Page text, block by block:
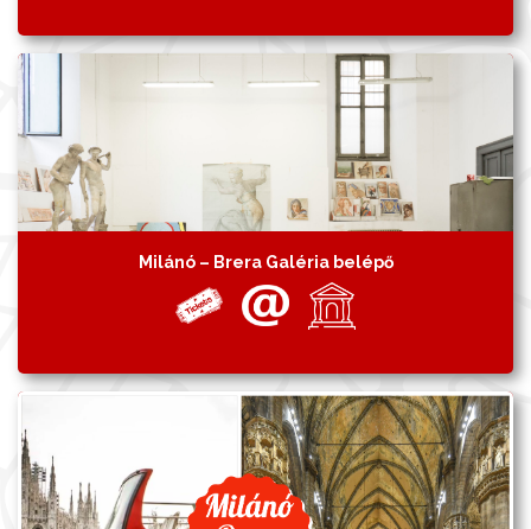
Milánó – Brera Galéria belépő